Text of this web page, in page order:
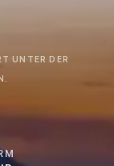
UNTER DER